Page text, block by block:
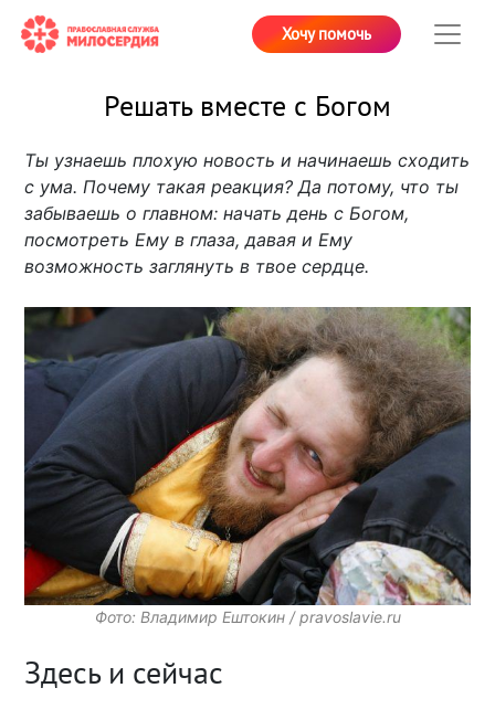
Хочу помочь
Решать вместе с Богом
Ты узнаешь плохую новость и начинаешь сходить
с ума. Почему такая реакция? Да потому, что ты
забываешь о главном: начать день с Богом,
посмотреть Ему в глаза, давая и Ему
возможность заглянуть в твое сердце.
Фото: Владимир Ештокин / pravoslavie.ru
Здесь и сейчас